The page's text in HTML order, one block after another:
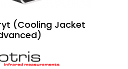
(Cooling Jacket